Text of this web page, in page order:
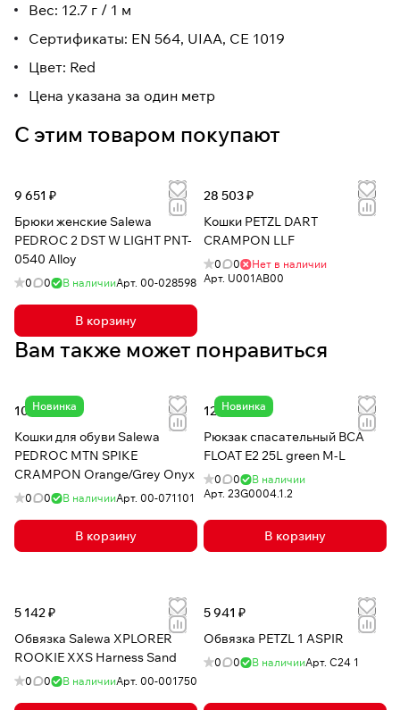
Вес: 12.7 г / 1 м
Сертификаты: EN 564, UIAA, CE 1019
Цвет: Red
Цена указана за один метр
С этим товаром покупают
9 651 ₽
Брюки женские Salewa
PEDROC 2 DST W LIGHT PNT-
0540 Alloy
0 0 В наличииАрт. 00-028598
В корзину
28 503 ₽
Кошки PETZL DART
CRAMPON LLF
0 0
Нет в наличии
Арт. U001AB00
Вам также может понравиться
Новинка
10 211 ₽
Кошки для обуви Salewa
PEDROC MTN SPIKE
CRAMPON Orange/Grey Onyx
0 0 В наличииАрт. 00-071101
В корзину
Новинка
123 315 ₽
Рюкзак спасательный BCA
FLOAT E2 25L green M-L
0 0
В наличии
Арт. 23G0004.1.2
В корзину
5 142 ₽
Обвязка Salewa XPLORER
ROOKIE XXS Harness Sand
0 0 В наличииАрт. 00-001750
5 941 ₽
Обвязка PETZL 1 ASPIR
0 0 В наличииАрт. C24 1